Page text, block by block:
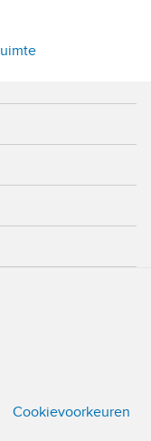
Cookievoorkeuren